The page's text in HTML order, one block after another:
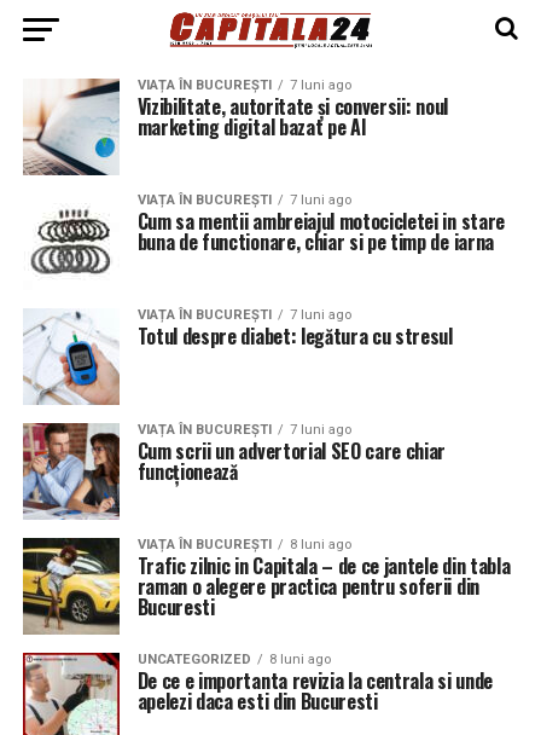
VIAȚA ÎN BUCUREȘTI 7 luni ago
Vizibilitate, autoritate și conversii: noul
marketing digital bazat pe AI
VIAȚA ÎN BUCUREȘTI 7 luni ago
Cum sa mentii ambreiajul motocicletei in stare
buna de functionare, chiar si pe timp de iarna
VIAȚA ÎN BUCUREȘTI 7 luni ago
Totul despre diabet: legătura cu stresul
VIAȚA ÎN BUCUREȘTI 7 luni ago
Cum scrii un advertorial SEO care chiar
funcționează
VIAȚA ÎN BUCUREȘTI 8 luni ago
Trafic zilnic in Capitala – de ce jantele din tabla
raman o alegere practica pentru soferii din
Bucuresti
UNCATEGORIZED 8 luni ago
De ce e importanta revizia la centrala si unde
apelezi daca esti din Bucuresti